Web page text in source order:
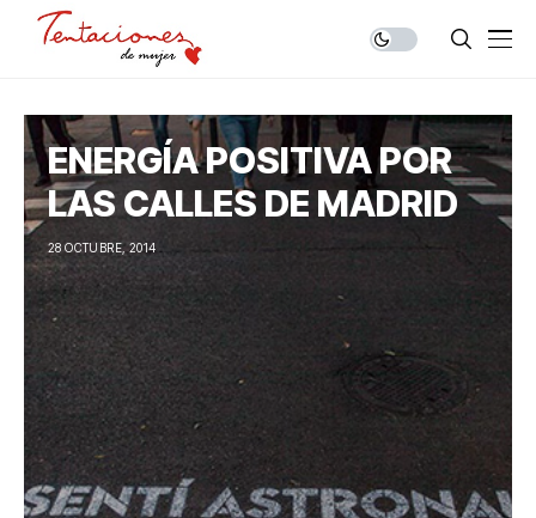
ENERGÍA POSITIVA POR
LAS CALLES DE MADRID
28 OCTUBRE, 2014